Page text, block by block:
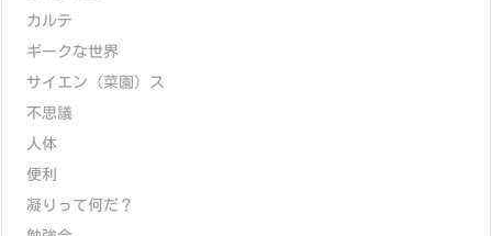
カルテ
ギークな世界
サイエン（菜園）ス
不思議
人体
便利
凝りって何だ？